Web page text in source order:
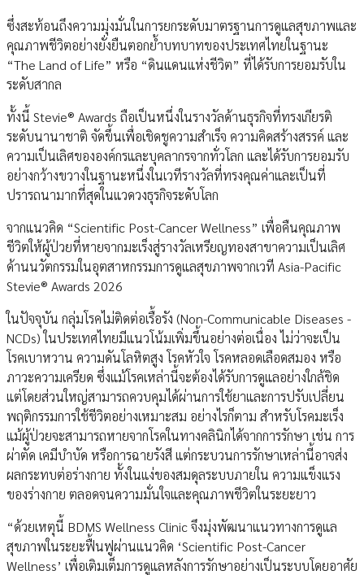
ซึ่งสะท้อนถึงความมุ่งมั่นในการยกระดับมาตรฐานการดูแลสุขภาพและ
คุณภาพชีวิตอย่างยั่งยืนตอกย้ำบทบาทของประเทศไทยในฐานะ
“The Land of Life” หรือ “ดินแดนแห่งชีวิต” ที่ได้รับการยอมรับใน
ระดับสากล
ทั้งนี้ Stevie® Awards ถือเป็นหนึ่งในรางวัลด้านธุรกิจที่ทรงเกียรติ
ระดับนานาชาติ จัดขึ้นเพื่อเชิดชูความสำเร็จ ความคิดสร้างสรรค์ และ
ความเป็นเลิศขององค์กรและบุคลากรจากทั่วโลก และได้รับการยอมรับ
อย่างกว้างขวางในฐานะหนึ่งในเวทีรางวัลที่ทรงคุณค่าและเป็นที่
ปรารถนามากที่สุดในแวดวงธุรกิจระดับโลก
จากแนวคิด “Scientific Post-Cancer Wellness” เพื่อคืนคุณภาพ
ชีวิตให้ผู้ป่วยที่หายจากมะเร็งสู่รางวัลเหรียญทองสาขาความเป็นเลิศ
ด้านนวัตกรรมในอุตสาหกรรมการดูแลสุขภาพจากเวที Asia-Pacific
Stevie® Awards 2026
ในปัจจุบัน กลุ่มโรคไม่ติดต่อเรื้อรัง (Non-Communicable Diseases -
NCDs) ในประเทศไทยมีแนวโน้มเพิ่มขึ้นอย่างต่อเนื่อง ไม่ว่าจะเป็น
โรคเบาหวาน ความดันโลหิตสูง โรคหัวใจ โรคหลอดเลือดสมอง หรือ
ภาวะความเครียด ซึ่งแม้โรคเหล่านี้จะต้องได้รับการดูแลอย่างใกล้ชิด
แต่โดยส่วนใหญ่สามารถควบคุมได้ผ่านการใช้ยาและการปรับเปลี่ยน
พฤติกรรมการใช้ชีวิตอย่างเหมาะสม อย่างไรก็ตาม สำหรับโรคมะเร็ง
แม้ผู้ป่วยจะสามารถหายจากโรคในทางคลินิกได้จากการรักษา เช่น การ
ผ่าตัด เคมีบำบัด หรือการฉายรังสี แต่กระบวนการรักษาเหล่านี้อาจส่ง
ผลกระทบต่อร่างกาย ทั้งในแง่ของสมดุลระบบภายใน ความแข็งแรง
ของร่างกาย ตลอดจนความมั่นใจและคุณภาพชีวิตในระยะยาว
“ด้วยเหตุนี้ BDMS Wellness Clinic จึงมุ่งพัฒนาแนวทางการดูแล
สุขภาพในระยะฟื้นฟูผ่านแนวคิด ‘Scientific Post-Cancer
Wellness’ เพื่อเติมเต็มการดูแลหลังการรักษาอย่างเป็นระบบโดยอาศัย